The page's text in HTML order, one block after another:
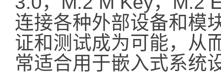
连接各种外部设备和模
证和测试成为可能，从
常适合用于嵌入式系统